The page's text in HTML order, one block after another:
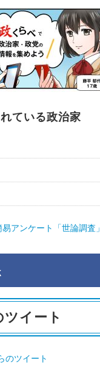
ている政治家
易アンケート「世論調査」
イート
のツイート